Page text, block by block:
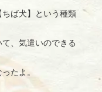
ば犬】という種類
、気遣いのできる
たよ。